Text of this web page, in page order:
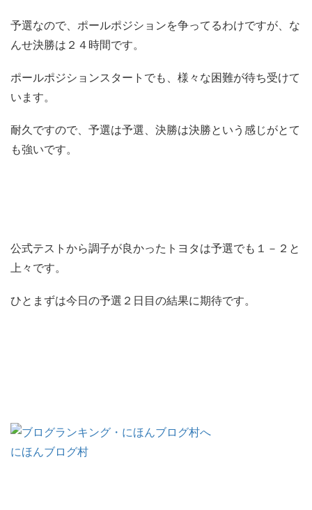
予選なので、ポールポジションを争ってるわけですが、な
んせ決勝は２４時間です。
ポールポジションスタートでも、様々な困難が待ち受けて
います。
耐久ですので、予選は予選、決勝は決勝という感じがとて
も強いです。
公式テストから調子が良かったトヨタは予選でも１－２と
上々です。
ひとまずは今日の予選２日目の結果に期待です。
にほんブログ村